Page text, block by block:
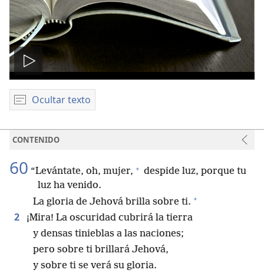
Reproducir
video
Ocultar texto
CONTENIDO
60 “Levántate, oh, mujer, + despide luz, porque tu
luz ha venido.
La gloria de Jehová brilla sobre ti. +
2
¡Mira! La oscuridad cubrirá la tierra
y densas tinieblas a las naciones;
pero sobre ti brillará Jehová,
y sobre ti se verá su gloria.